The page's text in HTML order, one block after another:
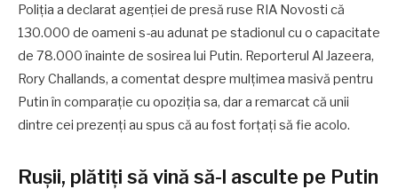
Poliția a declarat agenției de presă ruse RIA Novosti că
130.000 de oameni s-au adunat pe stadionul cu o capacitate
de 78.000 înainte de sosirea lui Putin. Reporterul Al Jazeera,
Rory Challands, a comentat despre mulțimea masivă pentru
Putin în comparație cu opoziția sa, dar a remarcat că unii
dintre cei prezenți au spus că au fost forțați să fie acolo.
Rușii, plătiți să vină să-l asculte pe Putin